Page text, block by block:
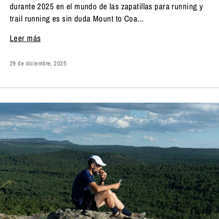
durante 2025 en el mundo de las zapatillas para running y
trail running es sin duda Mount to Coa...
Leer más
29 de diciembre, 2025